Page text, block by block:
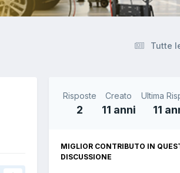
Tutte
Risposte
2
Creato
11 anni
Ultima
11
MIGLIOR CONTRIBUTO IN
DISCUSSIONE